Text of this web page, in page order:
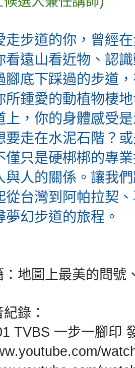
道的你，曾經在
看遠山看近物、認
腳底下踩過的步道
所鍾愛的動植物棲
上，你的身體感受
要走在水泥石階？
僅只是硬梆梆的專
與人的關係。讓我
從台灣到阿帕拉契
夢幻步道的旅程。
：地圖上最美的問號
錄：
TVBS 一步一腳印